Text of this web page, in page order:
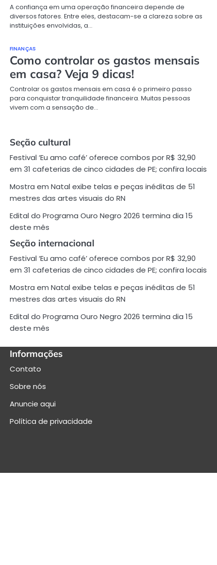
A confiança em uma operação financeira depende de
diversos fatores. Entre eles, destacam-se a clareza sobre as
instituições envolvidas, a…
FINANÇAS
Como controlar os gastos mensais
em casa? Veja 9 dicas!
Controlar os gastos mensais em casa é o primeiro passo
para conquistar tranquilidade financeira. Muitas pessoas
vivem com a sensação de…
Seção cultural
Festival ‘Eu amo café’ oferece combos por R$ 32,90
em 31 cafeterias de cinco cidades de PE; confira locais
Mostra em Natal exibe telas e peças inéditas de 51
mestres das artes visuais do RN
Edital do Programa Ouro Negro 2026 termina dia 15
deste mês
Seção internacional
Festival ‘Eu amo café’ oferece combos por R$ 32,90
em 31 cafeterias de cinco cidades de PE; confira locais
Mostra em Natal exibe telas e peças inéditas de 51
mestres das artes visuais do RN
Edital do Programa Ouro Negro 2026 termina dia 15
deste mês
Informações
Contato
Sobre nós
Anuncie aqui
Política de privacidade